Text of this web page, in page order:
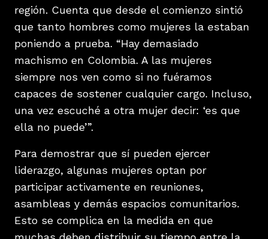
región. Cuenta que desde el comienzo sintió
que tanto hombres como mujeres la estaban
poniendo a prueba. “Hay demasiado
machismo en Colombia. A las mujeres
siempre nos ven como si no fuéramos
capaces de sostener cualquier cargo. Incluso,
una vez escuché a otra mujer decir: ‘es que
ella no puede’”.
Para demostrar que sí pueden ejercer
liderazgo, algunas mujeres optan por
participar activamente en reuniones,
asambleas y demás espacios comunitarios.
Esto se complica en la medida en que